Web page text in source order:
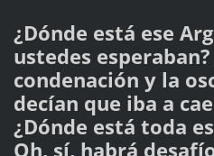
¿Dónde está ese
ustedes
condenación y la
decían que iba a
¿Dónde está toda
Oh, sí, habrá